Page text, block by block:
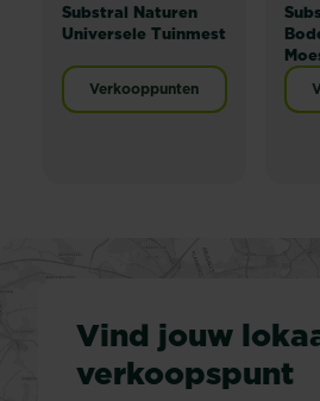
Substral Naturen
Universele Tuinmest
Verkooppunten
Vind jouw
verkoopspunt